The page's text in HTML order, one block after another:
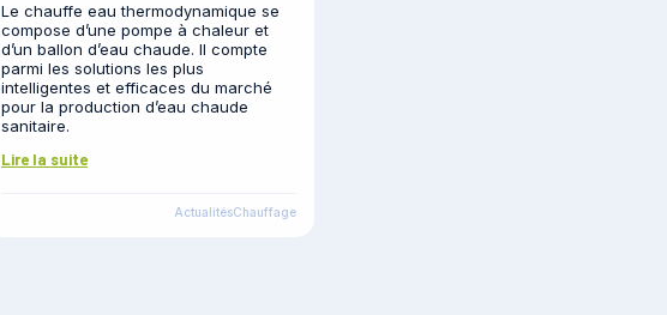
Le chauffe eau thermodynamique se
compose d’une pompe à chaleur et
d’un ballon d’eau chaude. Il compte
parmi les solutions les plus
intelligentes et efficaces du marché
pour la production d’eau chaude
sanitaire.
Lire la suite
ActualitésChauffage